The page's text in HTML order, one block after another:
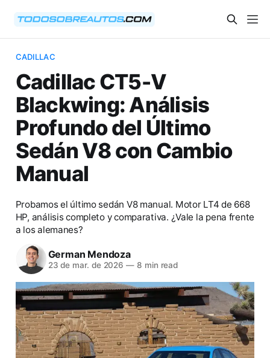
CADILLAC
Cadillac CT5-V
Blackwing: Análisis
Profundo del Último
Sedán V8 con Cambio
Manual
Probamos el último sedán V8 manual. Motor LT4 de 668
HP, análisis completo y comparativa. ¿Vale la pena frente
a los alemanes?
German Mendoza
23 de mar. de 2026 — 8 min read